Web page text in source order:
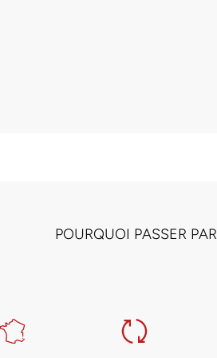
POURQUOI PASSER PAR